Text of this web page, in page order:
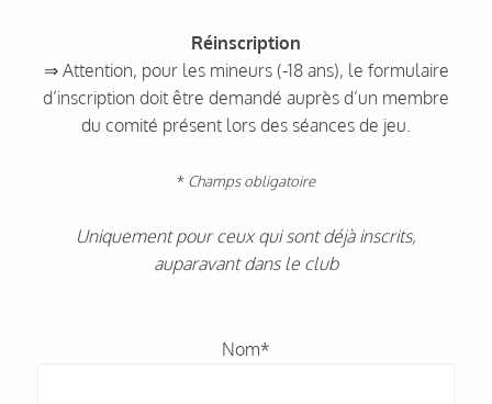
Réinscription
⇒ Attention, pour les mineurs (-18 ans), le formulaire
d’inscription doit être demandé auprès d’un membre
du comité présent lors des séances de jeu.
* Champs obligatoire
Uniquement pour ceux qui sont déjà inscrits,
auparavant dans le club
Nom*